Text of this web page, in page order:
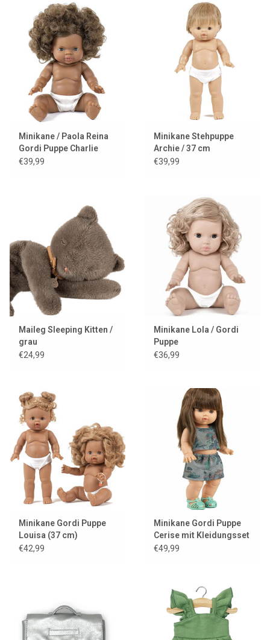
Minikane / Paola Reina
Gordi Puppe Charlie
€39,99
Minikane Stehpuppe
Archie / 37 cm
€39,99
Maileg Sleeping Kitten /
grau
€24,99
Minikane Lola / Gordi
Puppe
€36,99
Minikane Gordi Puppe
Louisa (37 cm)
€42,99
Minikane Gordi Puppe
Cerise mit Kleidungsset
Miami
€49,99